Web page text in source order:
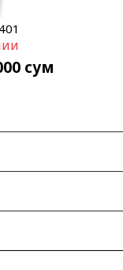
сум